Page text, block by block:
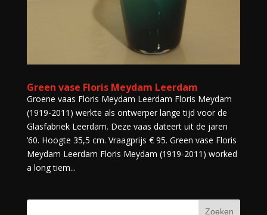
Green vase Floris Meydam Leerdam
Groene vaas Floris Meydam Leerdam Floris Meydam
(1919-2011) werkte als ontwerper lange tijd voor de
Glasfabriek Leerdam. Deze vaas dateert uit de jaren
’60. Hoogte 35,5 cm. Vraagprijs € 95. Green vase Floris
Meydam Leerdam Floris Meydam (1919-2011) worked
a long tiem...